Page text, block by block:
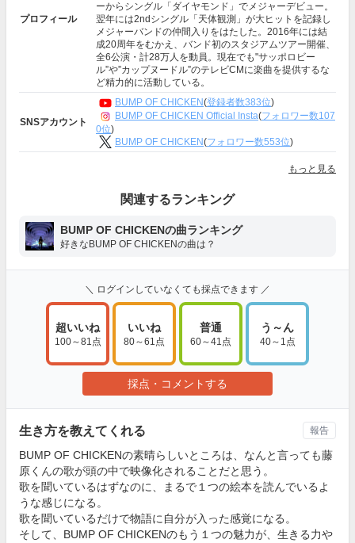
プロフィール
ーからシングル「ダイヤモンド」でメジャーデビュー。
翌年には2ndシングル「天体観測」が大ヒットを記録し
メジャーバンドの仲間入りをはたした。2016年には結
成20周年をむかえ、バンド初のスタジアムツアー開催、
全6公演・計28万人を動員。現在でも"サッポロビー
ル”や”カップヌードル”のテレビCMに楽曲を提供するな
ど精力的に活動している。
SNSアカウント
BUMP OF CHICKEN(登録者数383位)
BUMP OF CHICKEN Official Insta(フォロワー数107
0位)
BUMP OF CHICKEN(フォロワー数553位)
もっと見る
関連するランキング
BUMP OF CHICKENの曲ランキング
好きなBUMP OF CHICKENの曲は？
＼ ログインしていなくても採点できます ／
超いいね
100～81点
いいね
80～61点
普通
60～41点
う～ん
40～1点
採点・コメントする
生き方を教えてくれる
BUMP OF CHICKENの素晴らしいところは、なんと言っても藤
原くんの歌が頭の中で映像化されることだと思う。
歌を聞いているはずなのに、まるで１つの絵本を読んでいるよ
うな感じになる。
歌を聞いているだけで物語に自分が入った感覚になる。
そして、BUMP OF CHICKENのもう１つの魅力が、生きる力や
報告